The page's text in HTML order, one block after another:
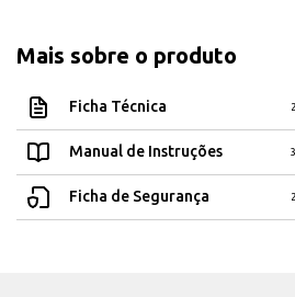
Mais sobre o produto
Ficha Técnica
Manual de Instruções
Ficha de Segurança